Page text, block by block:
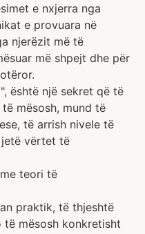
e nxjerra nga
e provuara në
njerëzit më të
më shpejt dhe për
është një sekret që të
mësosh, mund të
të arrish nivele të
jetë vërtet të
teori të
praktik, të thjeshtë
mësosh konkretisht